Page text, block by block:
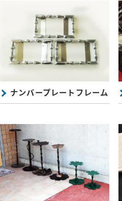
ナンバープレートフレーム